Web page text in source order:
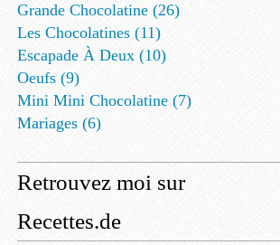
Grande Chocolatine (26)
Les Chocolatines (11)
Escapade À Deux (10)
Oeufs (9)
Mini Mini Chocolatine (7)
Mariages (6)
Retrouvez moi sur
Recettes.de